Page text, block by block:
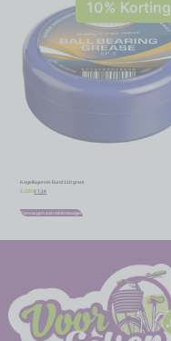
10% Korting
Kogellagervet Eurol 110 gram
€7,95 € 7,16
Toevoegen aan winkelwagen